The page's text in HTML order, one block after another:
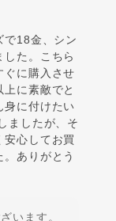
で18金、シン
た。こちら
ぐに購入させ
に素敵でと
に付けたい
ましたが、そ
心してお買
ありがとう
います。